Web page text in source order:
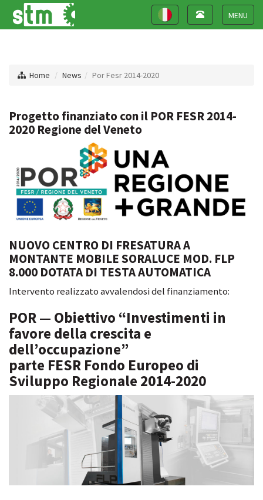
Toggle
Toggle
navigation
Toggle
navigation
Home News Por Fesr 2014-2020
Progetto finanziato con il POR FESR 2014-
2020 Regione del Veneto
NUOVO CENTRO DI FRESATURA A
MONTANTE MOBILE SORALUCE MOD. FLP
8.000 DOTATA DI TESTA AUTOMATICA
Intervento realizzato avvalendosi del finanziamento:
POR — Obiettivo “Investimenti in
favore della crescita e
dell’occupazione”
parte FESR Fondo Europeo di
Sviluppo Regionale 2014-2020